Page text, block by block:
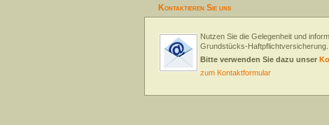
Kontaktieren Sie uns
Nutzen Sie die Gelegenheit und
Grundstücks-Haftpflichtversicherung.
Bitte verwenden Sie dazu unser
zum Kontaktformular